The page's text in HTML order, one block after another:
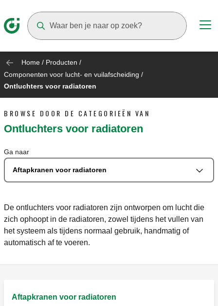
Home / Producten /
Componenten voor lucht- en vuilafscheiding /
Ontluchters voor radiatoren
BROWSE DOOR DE CATEGORIEËN VAN
Ontluchters voor radiatoren
Ga naar
Aftapkranen voor radiatoren
De ontluchters voor radiatoren zijn ontworpen om lucht die
zich ophoopt in de radiatoren, zowel tijdens het vullen van
het systeem als tijdens normaal gebruik, handmatig of
automatisch af te voeren.
Aftapkranen voor radiatoren